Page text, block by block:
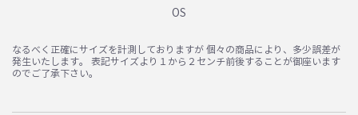
OS
なるべく正確にサイズを計測しておりますが 個々の商品により、多少誤差が
発生いたします。 表記サイズより１から２センチ前後することが御座います
のでご了承下さい。